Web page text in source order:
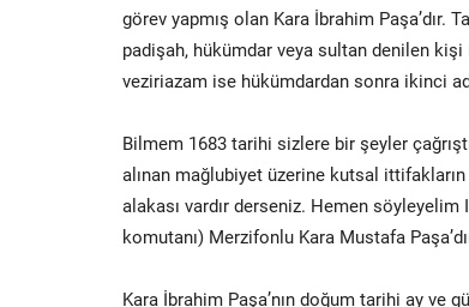
görev yapmış olan Kara İbrahim Paşa’dır.
padişah, hükümdar veya sultan denilen kişi
veziriazam ise hükümdardan sonra ikinci
Bilmem 1683 tarihi sizlere bir şeyler
alınan mağlubiyet üzerine kutsal
alakası vardır derseniz. Hemen
komutanı) Merzifonlu Kara Mustafa
Kara İbrahim Paşa’nın doğum tarihi ay ve